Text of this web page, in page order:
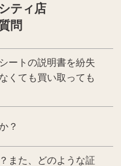
ティ店
問
ートの説明書を紛失
くても買い取っても
？
また、どのような証